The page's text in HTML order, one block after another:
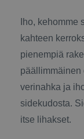
Iho, kehomme
kahteen
pienempiä
päällimmäinen
verinahka ja
sidekudosta.
itse lihakset.